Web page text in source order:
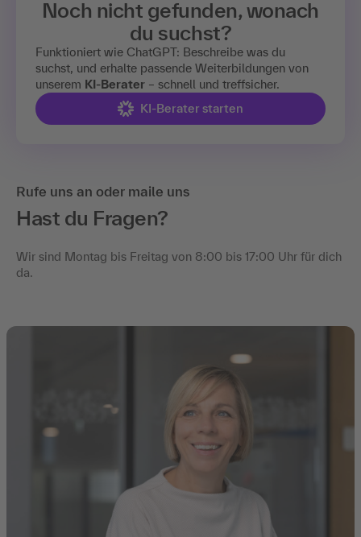
Noch nicht gefunden, wonach
du suchst?
Funktioniert wie ChatGPT: Beschreibe was du
suchst, und erhalte passende Weiterbildungen von
unserem KI-Berater – schnell und treffsicher.
KI-Berater starten
Rufe uns an oder maile uns
Hast du Fragen?
Wir sind Montag bis Freitag von 8:00 bis 17:00 Uhr für dich
da.